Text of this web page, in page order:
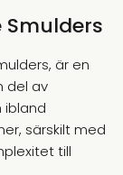
Smulders
är en
del av
ibland
särskilt med
till